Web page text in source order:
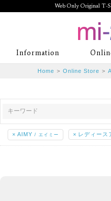
Web Only Original T-
mi-215. Web
Sweat & Select
ラン
Information
Home > Online Store >
× AIMY / エイミー × レディース